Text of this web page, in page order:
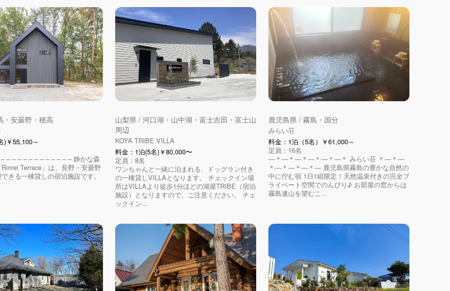
・安曇野・穂高
)￥55,100～
– – – – – – – – – – – – 静かな森
Terrace」は、長野・安曇野
きる一棟貸しの宿泊施設です。
山梨県 / 河口湖・山中湖・富士吉田・富士山
周辺
KOYA TRIBE VILLA
料金：1泊(5名)￥80,000〜
定員：8名
ワンちゃんと一緒に泊まれる、ドッグラン付き
の一棟貸しVILLAとなります。 チェックイン場
所はVILLAより徒歩1分ほどの湖屋TRIBE（宿泊
施設）となりますので、ご注意ください。 チェ
ックイン...
鹿児島県 / 霧島・国分
みらい荘
料金：1泊（5名）￥61,000～
定員：16名
―＊―＊―＊―＊―＊―＊ みらい荘 ＊―＊―
＊―＊―＊―＊― 鹿児島県霧島の豊かな自然の
中に佇む宿 1日1組限定！天然温泉付きの完全プ
ライベート空間でのんびり♪ お部屋の窓からは
霧島連山を望むこ...